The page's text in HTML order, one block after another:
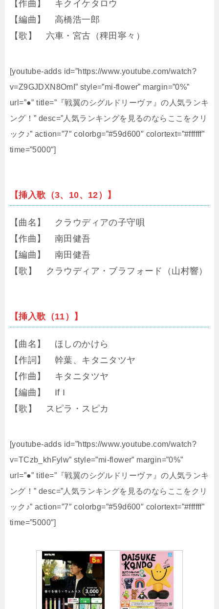
【作曲】 キクイケタロウ
【編曲】 高橋浩一郎
【歌】 六車・宮古（稗田寧々）
[youtube-adds id=”https://www.youtube.com/watch?
v=Z9GJDXN8OmI” style=”mi-flower” margin=”0%”
url=”●” title=”『戦翼のシグルドリーヴァ』の人気ランキ
ング！” desc=”人気ランキングを見るのならここをクリ
ック♪” action=”7″ colorbg=”#59d600″ colortext=”#ffffff”
time=”5000″]
【挿入歌（3、10、12）】
【曲名】 クラウディアの子守唄
【作曲】 南田健吾
【編曲】 南田健吾
【歌】 クラウディア・ブラフォード（山村響）
【挿入歌（11）】
【曲名】 ほしのかけら
【作詞】 幹葉、キタニタツヤ
【作曲】 キタニタツヤ
【編曲】 If I
【歌】 スピラ・スピカ
[youtube-adds id=”https://www.youtube.com/watch?
v=TCzb_khFylw” style=”mi-flower” margin=”0%”
url=”●” title=”『戦翼のシグルドリーヴァ』の人気ランキ
ング！” desc=”人気ランキングを見るのならここをクリ
ック♪” action=”7″ colorbg=”#59d600″ colortext=”#ffffff”
time=”5000″]